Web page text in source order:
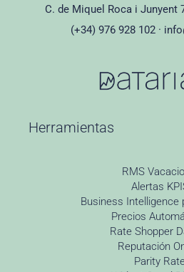
C. de Miquel Roca i Junyent
(+34) 976 928 102 ·
Herramientas
RMS
Alertas
Business Intelligence
Precios
Rate Shopper
Reputación
Parity